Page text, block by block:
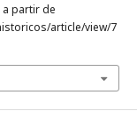
a partir de
article/view/7